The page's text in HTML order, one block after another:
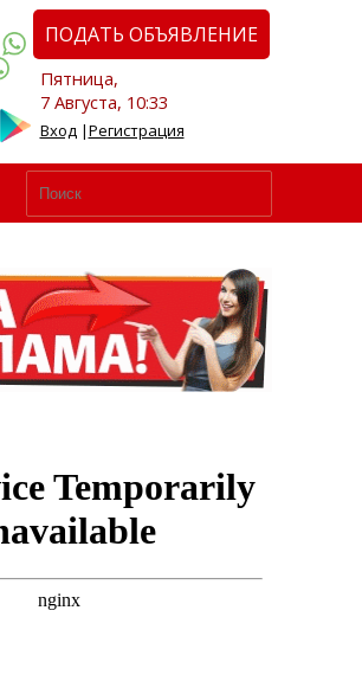
ПОДАТЬ ОБЪЯВЛЕНИЕ
Пятница,
7 Августа, 10:33
Вход|Регистрация